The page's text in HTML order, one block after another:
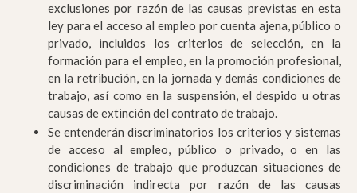
exclusiones por razón de las causas previstas en esta
ley para el acceso al empleo por cuenta ajena, público o
privado, incluidos los criterios de selección, en la
formación para el empleo, en la promoción profesional,
en la retribución, en la jornada y demás condiciones de
trabajo, así como en la suspensión, el despido u otras
causas de extinción del contrato de trabajo.
Se entenderán discriminatorios los criterios y sistemas
de acceso al empleo, público o privado, o en las
condiciones de trabajo que produzcan situaciones de
discriminación indirecta por razón de las causas